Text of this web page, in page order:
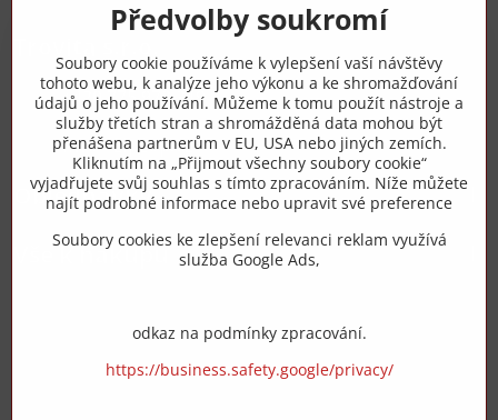
+420 775 973 319
info​@zipzop​.cz
Objednávky
Vše k nákupu
Předvolby soukromí
Soubory cookie používáme k vylepšení vaší návštěvy
tohoto webu, k analýze jeho výkonu a ke shromažďování
údajů o jeho používání. Můžeme k tomu použít nástroje a
služby třetích stran a shromážděná data mohou být
přenášena partnerům v EU, USA nebo jiných zemích.
Kliknutím na „Přijmout všechny soubory cookie“
vyjadřujete svůj souhlas s tímto zpracováním. Níže můžete
najít podrobné informace nebo upravit své preference
Soubory cookies ke zlepšení relevanci reklam využívá
služba Google Ads,
odkaz na podmínky zpracování.
https://business.safety.google/privacy/